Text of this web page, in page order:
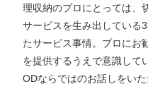
理収納のプロにとっては、
サービスを生み出している
たサービス事情。プロにお
を提供するうえで意識して
ODならではのお話しをいた